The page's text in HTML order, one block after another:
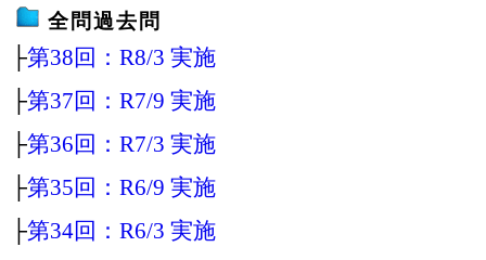
全問過去問
├第38回：R8/3 実施
├第37回：R7/9 実施
├第36回：R7/3 実施
├第35回：R6/9 実施
├第34回：R6/3 実施